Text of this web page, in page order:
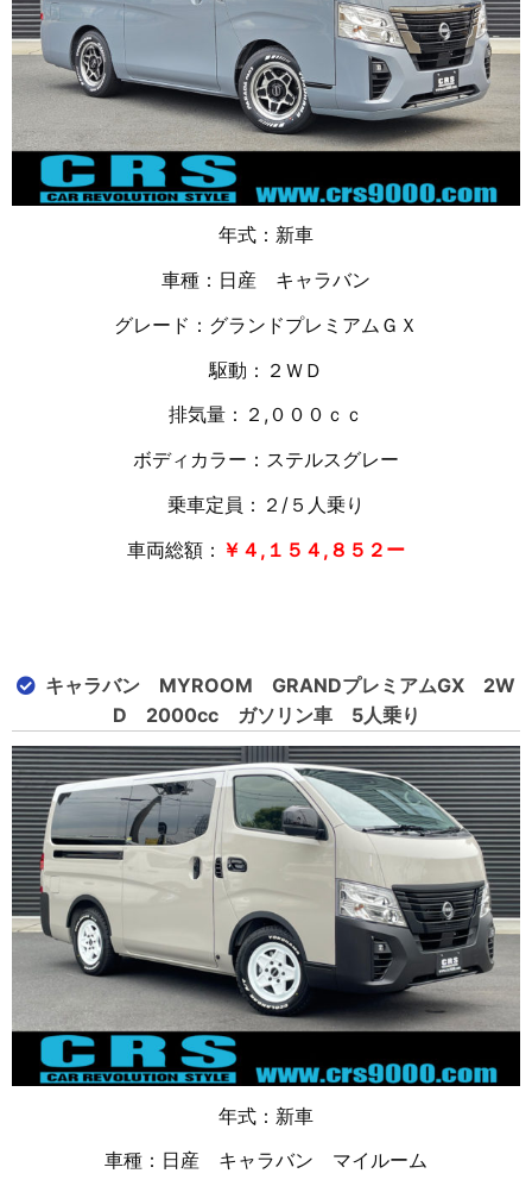
年式：新車
車種：日産 キャラバン
グレード：グランドプレミアムＧＸ
駆動：２ＷＤ
排気量：２,０００ｃｃ
ボディカラー：ステルスグレー
乗車定員：２/５人乗り
車両総額： ￥４,１５４,８５２ ー
キャラバン MYROOM GRANDプレミアムGX 2W
D 2000cc ガソリン車 5人乗り
年式：新車
車種：日産 キャラバン マイルーム